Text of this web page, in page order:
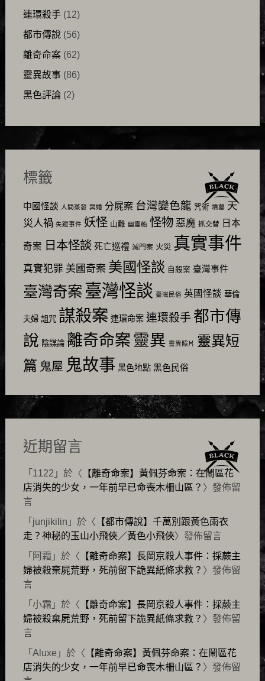
連環殺手(12)
都市傳說(56)
離奇命案(62)
靈異故事(86)
黑色評論(2)
標籤
中國怪談 人間蒸發 冥婚 分屍案 台灣變色龍 咒術 墳墓 天
災人禍 失蹤事件 妖怪 山難 幽靈船 怪物 惡魔 抓交替 日本
奇案 日本怪談 死亡巡禮 滅門案 火災 真實事件
真實犯罪 美國奇案 美國怪談 自殺案 臺灣事件
臺灣奇案 臺灣怪談 臺灣民俗 英國怪談 華倫
夫婦 詛咒 謀殺案 連環命案 連環殺手 都市傳
說 陰謀論 離奇命案 靈異 靈異照片 靈異短
篇 鬼屋 鬼故事 黑色地點 黑色民俗
近期留言
「 1122 」於〈 【離奇命案】黃佩芬命案：在鬧區花
店消失的少女，一年前早已命喪木柵山區？ 〉發佈留
言
「 junjikilin 」於〈 【都市傳說】千萬別跟黃色雨衣
走？神秘的玉山小飛俠／黃色小飛俠〉發佈留言
「 阿霜 」於〈 【離奇命案】長岡京殺人事件：採蕨主
婦被殺棄屍荒野，死前留下詭異紙條求救？ 〉發佈留
言
「 小霜 」於〈 【離奇命案】長岡京殺人事件：採蕨主
婦被殺棄屍荒野，死前留下詭異紙條求救？ 〉發佈留
言
「 Aluxe 」於〈 【離奇命案】黃佩芬命案：在鬧區花
店消失的少女，一年前早已命喪木柵山區？ 〉發佈留